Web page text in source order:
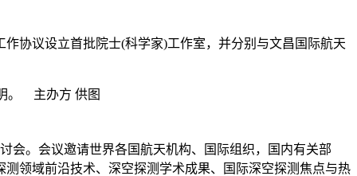
议设立首批院士(科学家)工作室，并分别与文昌国际航天
。会议邀请世界各国航天机构、国际组织，国内有关部
领域前沿技术、深空探测学术成果、国际深空探测焦点与热